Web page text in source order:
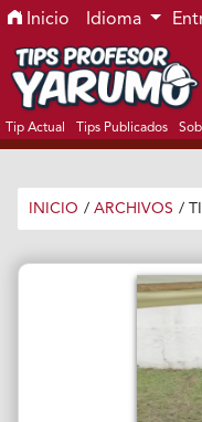
Ir al menú de
Ir al contenido principal
Ir al pie de página del
Inicio Idioma
Tip Actual Tips Publicados
INICIO / ARCHIVOS /